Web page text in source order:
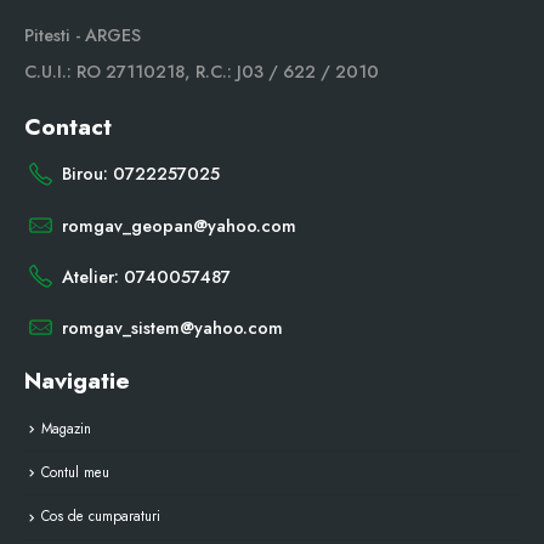
Pitesti - ARGES
C.U.I.: RO 27110218, R.C.: J03 / 622 / 2010
Contact
Birou: 0722257025
romgav_geopan@yahoo.com
Atelier: 0740057487
romgav_sistem@yahoo.com
Navigatie
Magazin
Contul meu
Cos de cumparaturi